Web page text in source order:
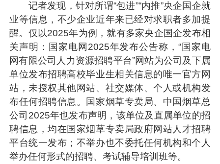
记者发现，针对所谓“包进”“内推”央企国企就
业等信息，不少企业近年来已经对求职者多加提
醒。仅以2025年为例，就有多家央企国企发布相
关声明：国家电网2025年发布公告称，“国家电
网有限公司人力资源招聘平台”网站为公司及下属
单位发布招聘高校毕业生相关信息的唯一官方网
站，未授权其他网站、社交媒体、个人或机构发
布任何招聘信息。国家烟草专卖局、中国烟草总
公司2025年也发布声明，该单位及直属单位的招
聘信息，均在国家烟草专卖局政府网站人才招聘
平台统一发布；不举办也不委托任何机构和个人
举办任何形式的招聘、考试辅导培训班等。